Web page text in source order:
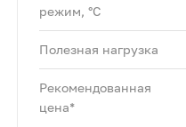
режим, °C
Полезная нагрузка
Рекомендованная
цена*